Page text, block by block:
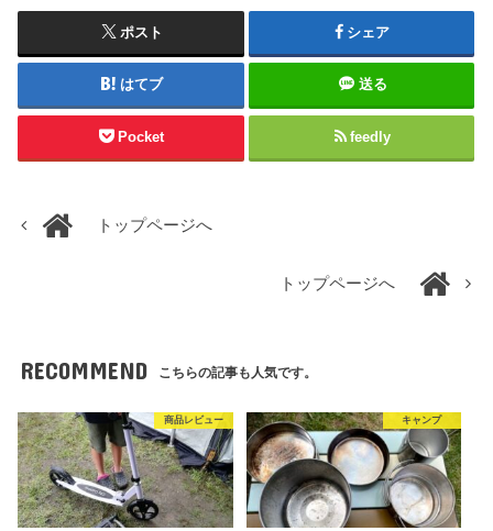
ポスト シェア
はてブ 送る
Pocket feedly
トップページへ
トップページへ
RECOMMEND こちらの記事も人気です。
商品レビュー キャンプ